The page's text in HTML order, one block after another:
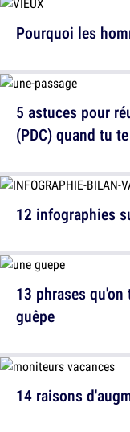
Pourquoi les
12 infographies
14 raisons
5 astuces pour
(PDC) quand tu
13 phrases
guêpe